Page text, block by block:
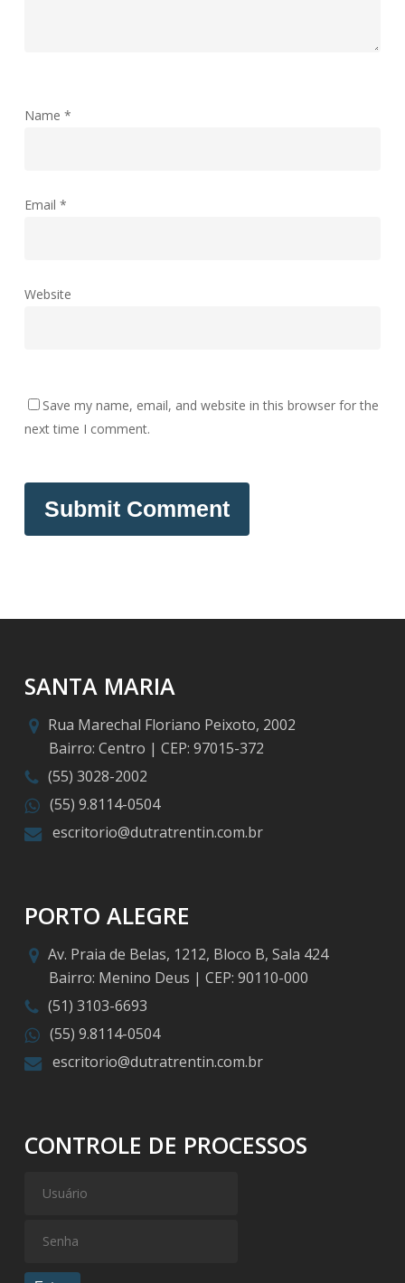
Name *
Email *
Website
Save my name, email, and website in this browser for the
next time I comment.
SANTA MARIA
Rua Marechal Floriano Peixoto, 2002
Bairro: Centro | CEP: 97015-372
(55) 3028-2002
(55) 9.8114-0504
escritorio@dutratrentin.com.br
PORTO ALEGRE
Av. Praia de Belas, 1212, Bloco B, Sala 424
Bairro: Menino Deus | CEP: 90110-000
(51) 3103-6693
(55) 9.8114-0504
escritorio@dutratrentin.com.br
CONTROLE DE PROCESSOS